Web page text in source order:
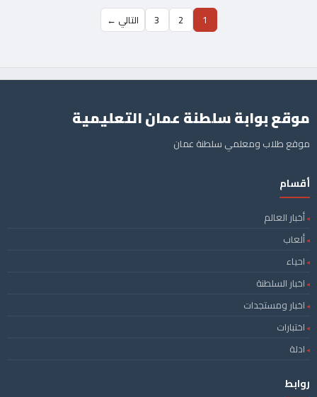
1
2
3 التالي ←
موقع بوابة سلطنة عمان التعليمية
موقع طلاب ومعلمي سلطنة عمان
أقسام
أخبار العالم
ألعاب
احياء
اخبار السلطنة
اخبار ومستجدات
اختبارات
ادلة
روابط